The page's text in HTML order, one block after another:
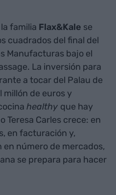
familia Flax&Kale se
cuadrados del final del
Manufacturas bajo el
La inversión para
a tocar del Palau de
millón de euros y
healthy que hay
Teresa Carles crece: en
en facturación y,
número de mercados,
se prepara para hacer